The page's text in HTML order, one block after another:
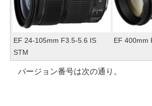
EF 24-105mm F3.5-5.6 IS
STM
EF 400mm
バージョン番号は次の通り。